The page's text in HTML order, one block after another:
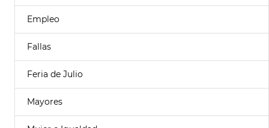
Empleo
Fallas
Feria de Julio
Mayores